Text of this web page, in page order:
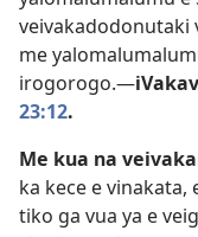
veivakadodonutaki
me
irogorogo.—
23:12.
Me kua na
ka kece e
tiko ga vua ya e